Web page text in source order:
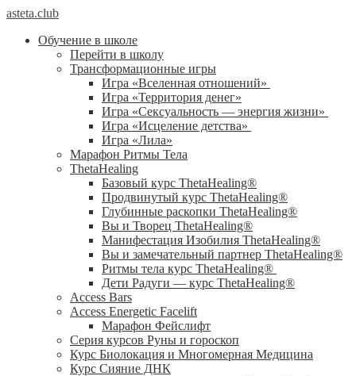
asteta.club
Обучение в школе
Перейти в школу
Трансформационные игры
Игра «Вселенная отношений»
Игра «Территория денег»
Игра «Сексуальность — энергия жизни»
Игра «Исцеление детства»
Игра «Лила»
Марафон Ритмы Тела
ThetaHealing
Базовый курс ThetaHealing®
Продвинутый курс ThetaHealing®
Глубинные раскопки ThetaHealing®
Вы и Творец ThetaHealing®
Манифестация Изобилия ThetaHealing®
Вы и замечательный партнер ThetaHealing®
Ритмы тела курс ThetaHealing®
Дети Радуги — курс ThetaHealing®
Access Bars
Access Energetic Facelift
Марафон Фейслифт
Серия курсов Руны и гороскоп
Курс Биолокация и Многомерная Медицина
Курс Сияние ДНК